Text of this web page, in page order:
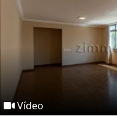
Vídeo